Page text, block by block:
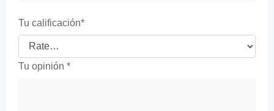
Tu calificación*
Tu opinión *